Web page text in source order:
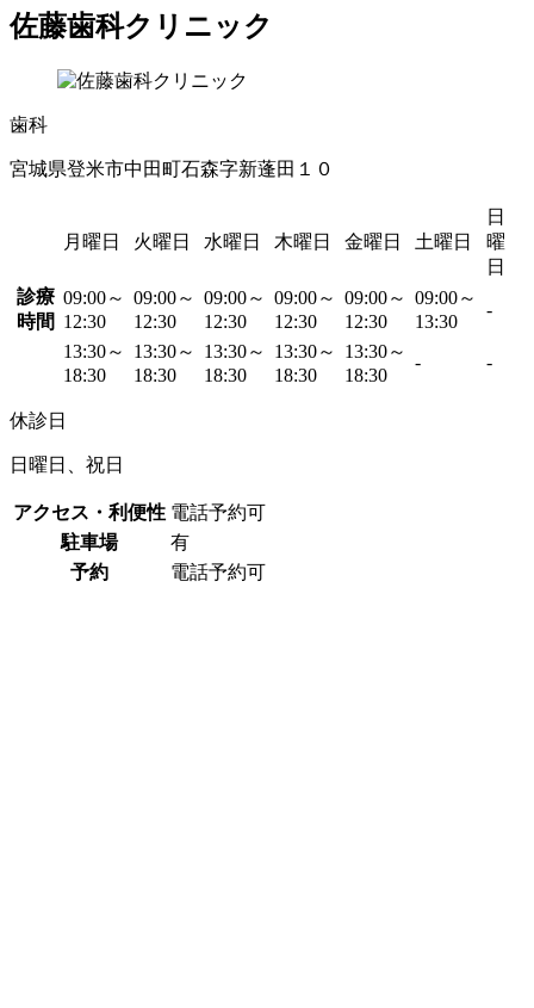
佐藤歯科クリニック
歯科
宮城県登米市中田町石森字新蓬田１０
月曜日 火曜日 水曜日 木曜日 金曜日 土曜日
日
曜
日
診療
時間
09:00～
12:30
09:00～
12:30
09:00～
12:30
09:00～
12:30
09:00～
12:30
09:00～
13:30
-
13:30～
18:30
13:30～
18:30
13:30～
18:30
13:30～
18:30
13:30～
18:30
- -
休診日
日曜日、祝日
アクセス・利便性 電話予約可
駐車場
有
予約
電話予約可